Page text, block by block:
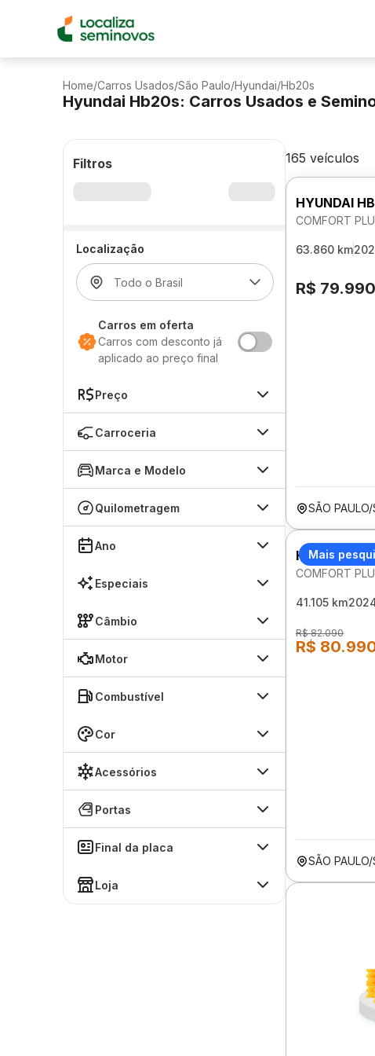
Home/Carros Usados/São Paulo/Hyundai/Hb20s
Hyundai Hb20s: Carros Usados e
Filtros
Localização
Carros em oferta
Carros com desconto já
aplicado ao preço final
Preço
Carroceria
Marca e Modelo
Quilometragem
Ano
Especiais
Câmbio
Motor
Combustível
Cor
Acessórios
Portas
Final da placa
Loja
165 veículos
HYUNDAI
COMFORT
63.860 km
R$ 79.990
SÃO PAULO/
Mais
HYUNDAI
COMFORT
41.105 km
R$ 82.090
R$
SÃO PAULO/